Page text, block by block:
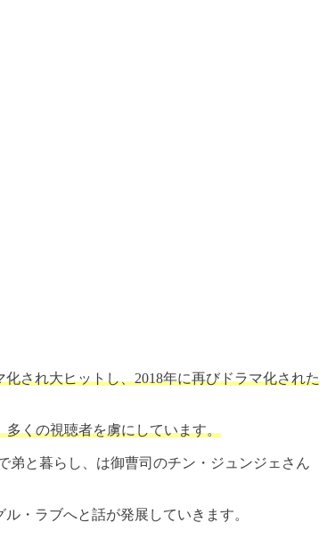
され大ヒットし、2018年に再びドラマ化された
多くの視聴者を虜にしています。
弟と暮らし、は御曹司のチン・ジュンジェさん
・ラブへと話が発展していきます。